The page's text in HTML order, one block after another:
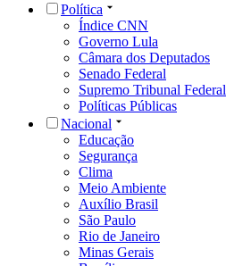
Política
Índice CNN
Governo Lula
Câmara dos Deputados
Senado Federal
Supremo Tribunal Federal
Políticas Públicas
Nacional
Educação
Segurança
Clima
Meio Ambiente
Auxílio Brasil
São Paulo
Rio de Janeiro
Minas Gerais